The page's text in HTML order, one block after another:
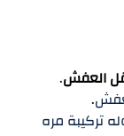
العفش.
تركيبة مره